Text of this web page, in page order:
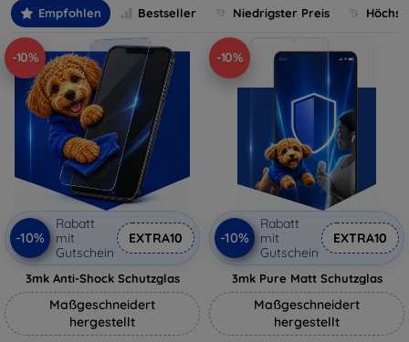
digitales Erlebnis.
Empfohlen Bestseller Niedrigster Preis
-10%
-10%
Rabatt
mit
Gutschein
EXTRA10
3mk Anti-Shock Schutzglas
Maßgeschneidert
hergestellt
-10%
-10%
Rabatt
mit
Gutschein
EXTRA10
3mk Pure Matt Schutzglas
Maßgeschneidert
hergestellt